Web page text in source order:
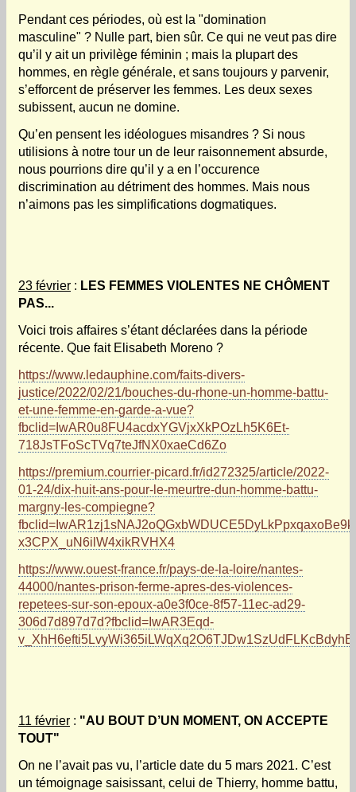
Pendant ces périodes, où est la "domination
masculine" ? Nulle part, bien sûr. Ce qui ne veut pas dire
qu’il y ait un privilège féminin ; mais la plupart des
hommes, en règle générale, et sans toujours y parvenir,
s’efforcent de préserver les femmes. Les deux sexes
subissent, aucun ne domine.
Qu’en pensent les idéologues misandres ? Si nous
utilisions à notre tour un de leur raisonnement absurde,
nous pourrions dire qu’il y a en l’occurence
discrimination au détriment des hommes. Mais nous
n’aimons pas les simplifications dogmatiques.
23 février : LES FEMMES VIOLENTES NE CHÔMENT
PAS...
Voici trois affaires s’étant déclarées dans la période
récente. Que fait Elisabeth Moreno ?
https://www.ledauphine.com/faits-divers-
justice/2022/02/21/bouches-du-rhone-un-homme-battu-
et-une-femme-en-garde-a-vue?
fbclid=IwAR0u8FU4acdxYGVjxXkPOzLh5K6Et-
718JsTFoScTVq7teJfNX0xaeCd6Zo
https://premium.courrier-picard.fr/id272325/article/2022-
01-24/dix-huit-ans-pour-le-meurtre-dun-homme-battu-
margny-les-compiegne?
x3CPX_uN6ilW4xikRVHX4
https://www.ouest-france.fr/pays-de-la-loire/nantes-
44000/nantes-prison-ferme-apres-des-violences-
repetees-sur-son-epoux-a0e3f0ce-8f57-11ec-ad29-
306d7d897d7d?fbclid=IwAR3Eqd-
11 février : "AU BOUT D’UN MOMENT, ON ACCEPTE
TOUT"
On ne l’avait pas vu, l’article date du 5 mars 2021. C’est
un témoignage saisissant, celui de Thierry, homme battu,